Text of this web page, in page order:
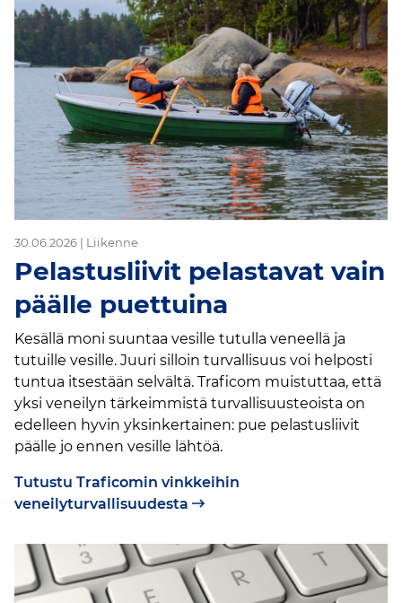
30.06.2026 | Liikenne
Pelastusliivit pelastavat vain
päälle puettuina
Kesällä moni suuntaa vesille tutulla veneellä ja
tutuille vesille. Juuri silloin turvallisuus voi helposti
tuntua itsestään selvältä. Traficom muistuttaa, että
yksi veneilyn tärkeimmistä turvallisuusteoista on
edelleen hyvin yksinkertainen: pue pelastusliivit
päälle jo ennen vesille lähtöä.
Tutustu Traficomin vinkkeihin
veneilyturvallisuudesta